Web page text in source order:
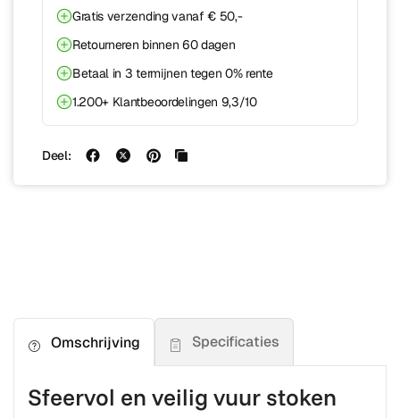
Gratis verzending vanaf € 50,-
Retourneren binnen 60 dagen
Betaal in 3 termijnen tegen 0% rente
1.200+ Klantbeoordelingen 9,3/10
Deel:
Omschrijving Specificaties
Sfeervol en veilig vuur stoken